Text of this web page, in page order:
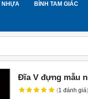
NHỰA BÌNH TAM GIÁC
Đĩa V đựng mẫu
(1đánh giá)